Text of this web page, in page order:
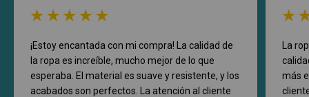
¡Estoy encantada con mi compra! La calidad de
la ropa es increíble, mucho mejor de lo que
esperaba. El material es suave y resistente, y los
acabados son perfectos. La atención al cliente
La
más